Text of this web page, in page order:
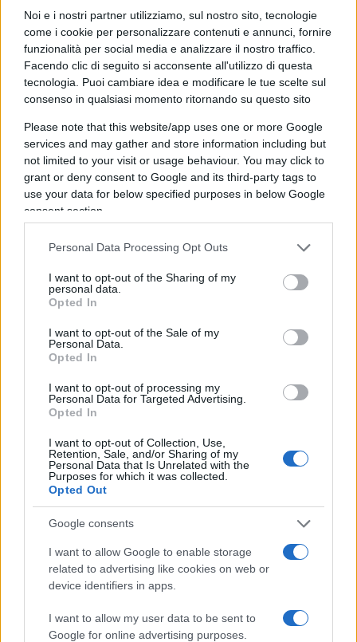
Noi e i nostri partner utilizziamo, sul nostro sito, tecnologie
come i cookie per personalizzare contenuti e annunci, fornire
funzionalità per social media e analizzare il nostro traffico.
Facendo clic di seguito si acconsente all'utilizzo di questa
tecnologia. Puoi cambiare idea e modificare le tue scelte sul
consenso in qualsiasi momento ritornando su questo sito
Please note that this website/app uses one or more Google
services and may gather and store information including but
not limited to your visit or usage behaviour. You may click to
grant or deny consent to Google and its third-party tags to
use your data for below specified purposes in below Google
consent section.
Personal Data Processing Opt Outs
I want to opt-out of the Sharing of my
personal data.
Opted In
I want to opt-out of the Sale of my
Personal Data.
Opted In
I want to opt-out of processing my
Personal Data for Targeted Advertising.
Opted In
I want to opt-out of Collection, Use,
Retention, Sale, and/or Sharing of my
Personal Data that Is Unrelated with the
Purposes for which it was collected.
Opted Out
Google consents
I want to allow Google to enable storage
related to advertising like cookies on web or
device identifiers in apps.
I want to allow my user data to be sent to
Google for online advertising purposes.
dell’Inps lo informava che aveva violato le regole
della Quota 100 e avrebbe dovutorestituire
l’intera pensionepercepita nel 2020, pari a
15.500 euro. La notizia ha lasciato Giuseppe
esterefatto e, nonostante sia tornato all’Inps a
cercare spiegazioni, la risposta è stata chiara:
deve pagare.
Burocrazia canaglia
L’unico sollievo è venuto dal fatto che l’Inps ha
permesso una rateizzazione del debito, il che
produrrà una decurtazione di 180 euro dal suo
di districarsi da questa complicata situazione
burocratica con l’aiuto di un avvocato, la sua
storia serve da monito per chiunque sia tentato da
un “lavoretto” in pensione, non importa quanto
burocrazia non perdona.
Leggi anche
Addio Michela Murgia, aveva idee sbagliate ma
le aveva (e non è poco)
Perché non mi unisco al coro per Michela
Corna a Torino, ma quale sessismo: a parti